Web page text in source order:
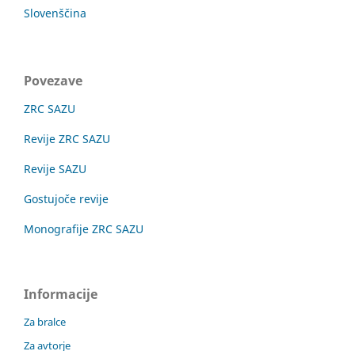
Slovenščina
Povezave
ZRC SAZU
Revije ZRC SAZU
Revije SAZU
Gostujoče revije
Monografije ZRC SAZU
Informacije
Za bralce
Za avtorje